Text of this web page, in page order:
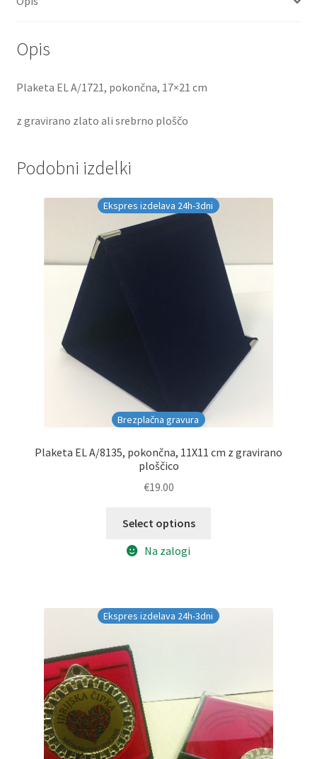
Opis
Plaketa EL A/1721, pokončna, 17×21 cm
z gravirano zlato ali srebrno ploščo
Podobni izdelki
Brezplačna gravura
Ekspres izdelava 24h-3dni
Plaketa EL A/8135, pokončna, 11X11 cm z gravirano
ploščico
€19.00
Select options
Na zalogi
Ekspres izdelava 24h-3dni